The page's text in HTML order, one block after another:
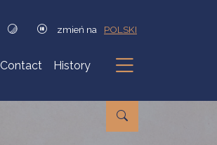
zmień na POLSKI
Contact History
Submenu